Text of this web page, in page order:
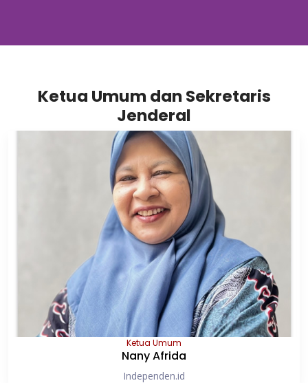
Ketua Umum dan Sekretaris
Jenderal
Ketua Umum
Nany Afrida
Independen.id